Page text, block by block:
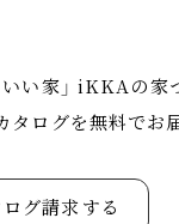
いい家」 iKKAの家
タログを無料でお
ログ請求する